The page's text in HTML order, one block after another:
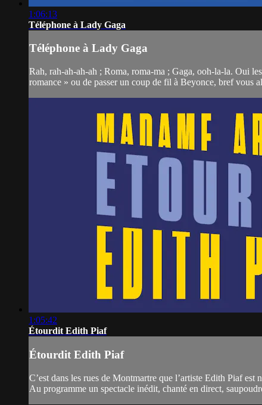
1:06:13
Téléphone à Lady Gaga
Téléphone à Lady Gaga
Rah, rah-ah-ah-ah ; Roma, roma-ma ; Gaga, ooh-la-la. Oui
romance » ou de passer un coup de fil à Beyonce, bref vous
1:05:42
Étourdit Edith Piaf
Étourdit Edith Piaf
C’est dans les rues de Montmartre que l’artiste Edith Piaf
Au programme un spectacle inédit, chanté en direct,